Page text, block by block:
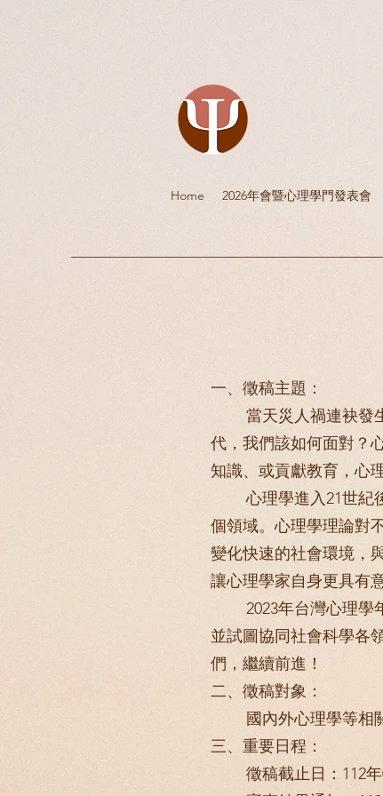
Home 2026年會暨心理學門發表會
一、徵稿主題：
當天災人禍連袂發生
代，我們該如何面對？
知識、或貢獻教育，心
心理學進入21世紀後
個領域。心理學理論對
變化快速的社會環境，
讓心理學家自身更具有
2023年台灣心理學年
並試圖協同社會科學各
們，繼續前進！
二、徵稿對象：
國內外心理學等相關
三、重要日程：
徵稿截止日：112年